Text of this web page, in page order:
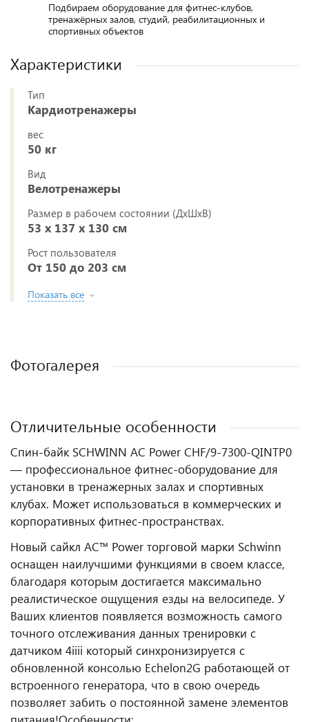
Подбираем оборудование для фитнес-клубов,
тренажёрных залов, студий, реабилитационных и
спортивных объектов
Характеристики
Тип
Кардиотренажеры
вес
50 кг
Вид
Велотренажеры
Размер в рабочем состоянии (ДxШxВ)
53 х 137 х 130 см
Рост пользователя
От 150 до 203 см
Показать все
Фотогалерея
Отличительные особенности
Спин-байк SCHWINN AC Power CHF/9-7300-QINTP0
— профессиональное фитнес‑оборудование для
установки в тренажерных залах и спортивных
клубах. Может использоваться в коммерческих и
корпоративных фитнес‑пространствах.
Новый сайкл AC™ Power торговой марки Schwinn
оснащен наилучшими функциями в своем классе,
благодаря которым достигается максимально
реалистическое ощущения езды на велосипеде. У
Ваших клиентов появляется возможность самого
точного отслеживания данных тренировки с
датчиком 4iiii который синхронизируется с
обновленной консолью Echelon2G работающей от
встроенного генератора, что в свою очередь
позволяет забить о постоянной замене элементов